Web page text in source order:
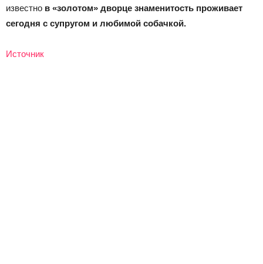
известно в «золотом» дворце знаменитость проживает
сегодня с супругом и любимой собачкой.
Источник